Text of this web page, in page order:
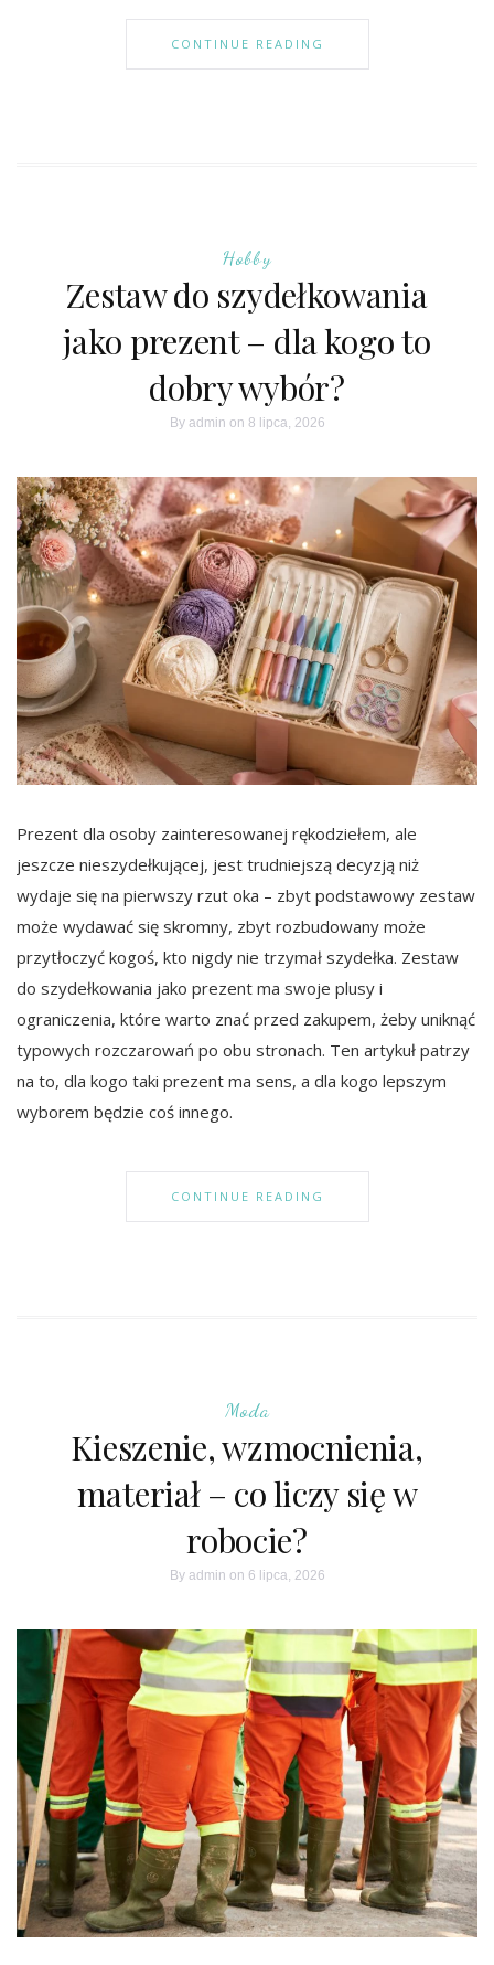
CONTINUE READING
Hobby
Zestaw do szydełkowania
jako prezent – dla kogo to
dobry wybór?
By admin on 8 lipca, 2026
Prezent dla osoby zainteresowanej rękodziełem, ale
jeszcze nieszydełkującej, jest trudniejszą decyzją niż
wydaje się na pierwszy rzut oka – zbyt podstawowy zestaw
może wydawać się skromny, zbyt rozbudowany może
przytłoczyć kogoś, kto nigdy nie trzymał szydełka. Zestaw
do szydełkowania jako prezent ma swoje plusy i
ograniczenia, które warto znać przed zakupem, żeby uniknąć
typowych rozczarowań po obu stronach. Ten artykuł patrzy
na to, dla kogo taki prezent ma sens, a dla kogo lepszym
wyborem będzie coś innego.
CONTINUE READING
Moda
Kieszenie, wzmocnienia,
materiał – co liczy się w
robocie?
By admin on 6 lipca, 2026